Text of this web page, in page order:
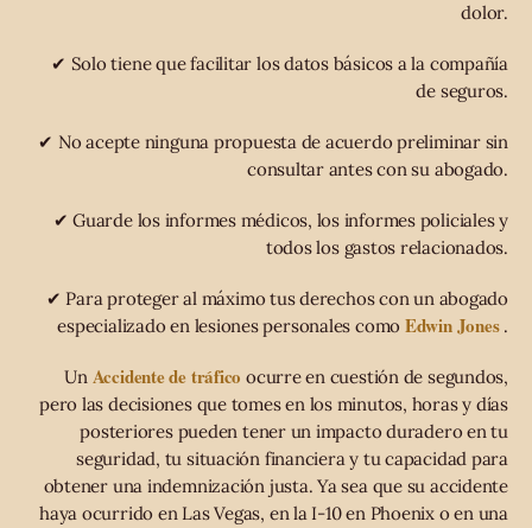
dolor.
✔ Solo tiene que facilitar los datos básicos a la compañía
de seguros.
✔ No acepte ninguna propuesta de acuerdo preliminar sin
consultar antes con su abogado.
✔ Guarde los informes médicos, los informes policiales y
todos los gastos relacionados.
✔ Para proteger al máximo tus derechos con un abogado
especializado en lesiones personales como Edwin Jones .
Un Accidente de tráfico ocurre en cuestión de segundos,
pero las decisiones que tomes en los minutos, horas y días
posteriores pueden tener un impacto duradero en tu
seguridad, tu situación financiera y tu capacidad para
obtener una indemnización justa. Ya sea que su accidente
haya ocurrido en Las Vegas, en la I-10 en Phoenix o en una